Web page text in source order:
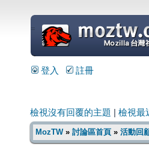
=
登入 註冊
檢視沒有回覆的主題 檢視最
MozTW» 討論區首頁 » 活動回